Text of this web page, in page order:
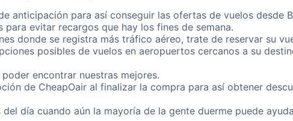
anticipación para así conseguir las ofertas de vuelos desde
para evitar recargos que hay los fines de semana.
donde se registra más tráfico aéreo, trate de reservar su
posibles de vuelos en aeropuertos cercanos a su
encontrar nuestras mejores.
de CheapOair al finalizar la compra para así obtener
día cuando aún la mayoría de la gente duerme puede